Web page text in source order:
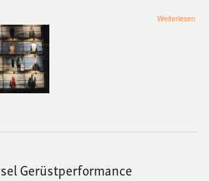
Weiterlesen
Gerüstperformance